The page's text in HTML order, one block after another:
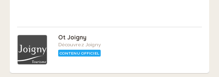
Ot Joigny
Découvrez Joigny
CONTENU OFFICIEL